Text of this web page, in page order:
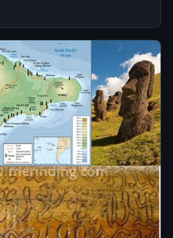
yang diyakini berkaitan ...